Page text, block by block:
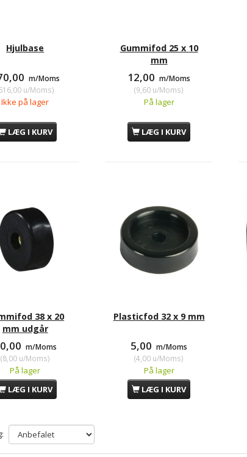
Hjulbase
m/Moms
u/Moms)
Ikke på lager
LÆG I KURV
Gummifod 25 x 10
mm
12,00 m/Moms
(9,60 u/Moms)
På lager
LÆG I KURV
38 x 20
mm udgår
m/Moms
(8,00u/Moms)
På lager
LÆG I KURV
Plasticfod 32 x 9 mm
5,00 m/Moms
(4,00 u/Moms)
På lager
LÆG I KURV